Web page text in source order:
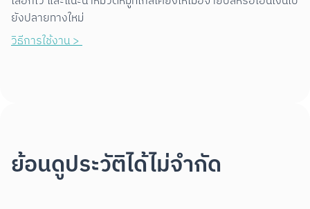
ยังปลายทางใหม่
วิธีการใช้งาน >
ย้อนดูประวัติได้ไม่จำกัด